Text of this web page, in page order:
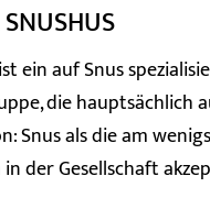
ein auf Snus
die hauptsächlich
Snus als die am
der Gesellschaft